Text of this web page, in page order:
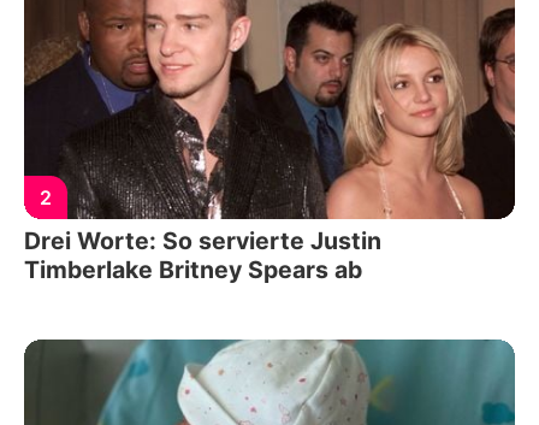
2
Drei Worte: So servierte Justin
Timberlake Britney Spears ab